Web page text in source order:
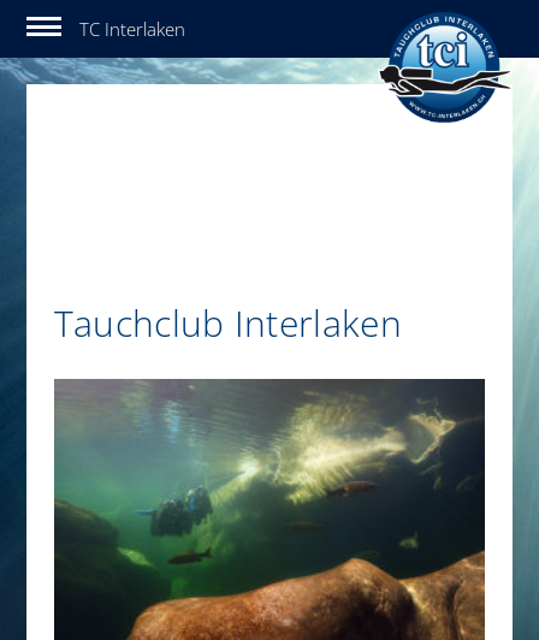
Tauchclub Interlaken
Tauchclub Interlaken